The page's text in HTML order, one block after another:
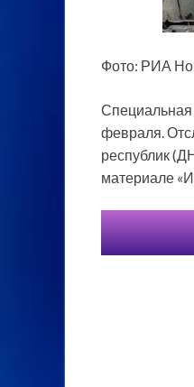
Фото: РИА
Специальная
февраля.
республик
материале